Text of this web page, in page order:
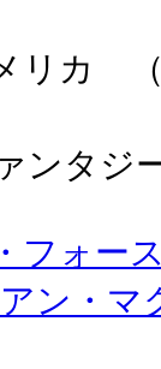
リカ （
ァン
フォー
ン・マ